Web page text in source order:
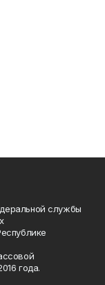
службы
года.